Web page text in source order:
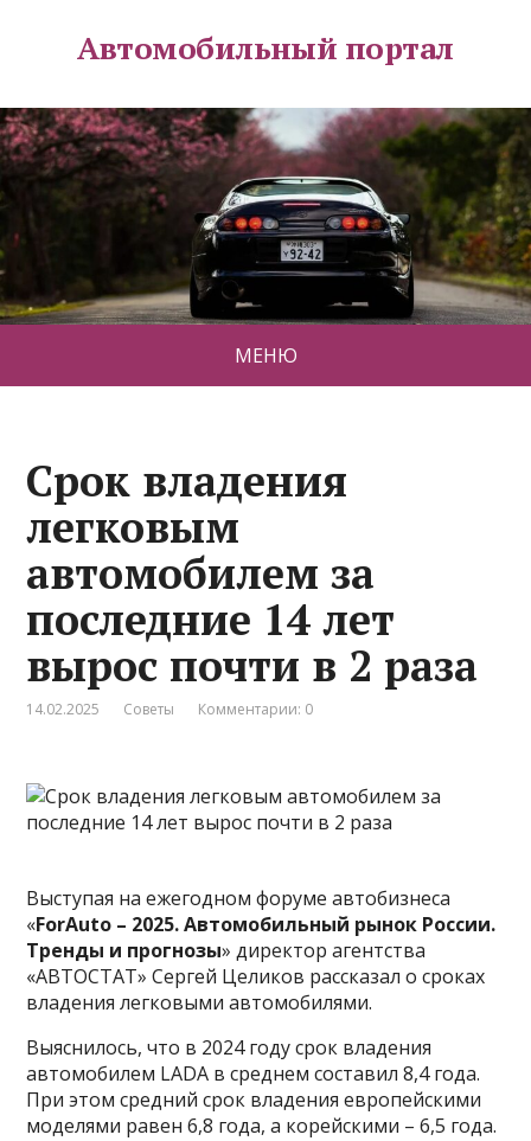
Автомобильный портал
МЕНЮ
Срок владения
легковым
автомобилем за
последние 14 лет
вырос почти в 2 раза
14.02.2025 Советы Комментарии: 0
Выступая на ежегодном форуме автобизнеса
«ForAuto – 2025. Автомобильный рынок России.
Тренды и прогнозы» директор агентства
«АВТОСТАТ» Сергей Целиков рассказал о сроках
владения легковыми автомобилями.
Выяснилось, что в 2024 году срок владения
автомобилем LADA в среднем составил 8,4 года.
При этом средний срок владения европейскими
моделями равен 6,8 года, а корейскими – 6,5 года.